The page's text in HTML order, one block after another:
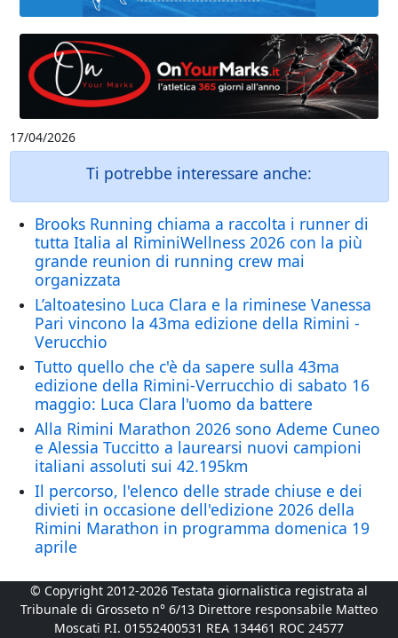
17/04/2026
Ti potrebbe interessare anche:
Brooks Running chiama a raccolta i runner di
tutta Italia al RiminiWellness 2026 con la più
grande reunion di running crew mai
organizzata
L’altoatesino Luca Clara e la riminese Vanessa
Pari vincono la 43ma edizione della Rimini -
Verucchio
Tutto quello che c'è da sapere sulla 43ma
edizione della Rimini-Verrucchio di sabato 16
maggio: Luca Clara l'uomo da battere
Alla Rimini Marathon 2026 sono Ademe Cuneo
e Alessia Tuccitto a laurearsi nuovi campioni
italiani assoluti sui 42.195km
Il percorso, l'elenco delle strade chiuse e dei
divieti in occasione dell'edizione 2026 della
Rimini Marathon in programma domenica 19
aprile
© Copyright 2012-2026 Testata giornalistica registrata al
Tribunale di Grosseto n° 6/13 Direttore responsabile Matteo
Moscati P.I. 01552400531 REA 134461 ROC 24577